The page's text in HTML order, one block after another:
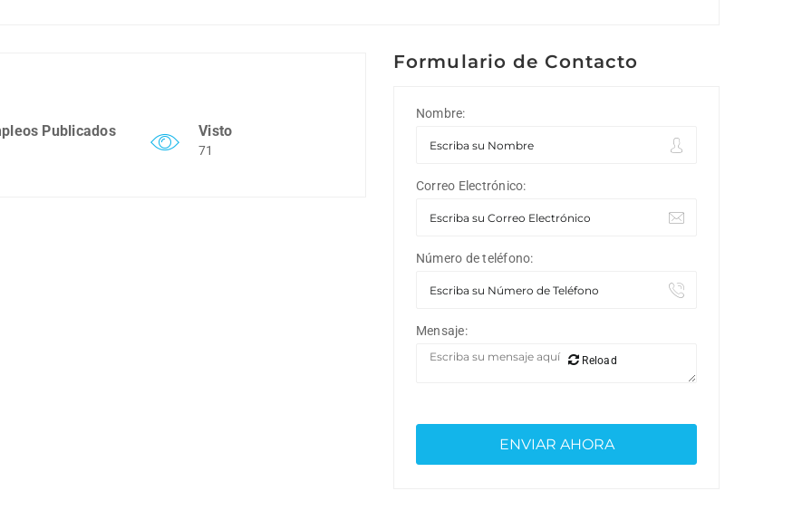
Publicados Visto
71
Formulario de Contacto
Nombre:
Correo Electrónico:
Número de teléfono:
Mensaje:
Reload